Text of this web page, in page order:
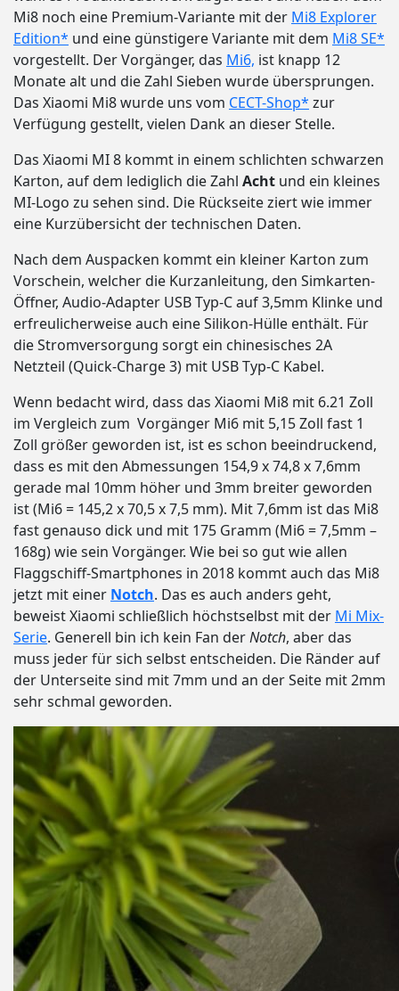
Mi8 noch eine Premium-Variante mit der Mi8 Explorer
Edition* und eine günstigere Variante mit dem Mi8 SE*
vorgestellt. Der Vorgänger, das Mi6, ist knapp 12
Monate alt und die Zahl Sieben wurde übersprungen.
Das Xiaomi Mi8 wurde uns vom CECT-Shop* zur
Verfügung gestellt, vielen Dank an dieser Stelle.
Das Xiaomi MI 8 kommt in einem schlichten schwarzen
Karton, auf dem lediglich die Zahl Acht und ein kleines
MI-Logo zu sehen sind. Die Rückseite ziert wie immer
eine Kurzübersicht der technischen Daten.
Nach dem Auspacken kommt ein kleiner Karton zum
Vorschein, welcher die Kurzanleitung, den Simkarten-
Öffner, Audio-Adapter USB Typ-C auf 3,5mm Klinke und
erfreulicherweise auch eine Silikon-Hülle enthält. Für
die Stromversorgung sorgt ein chinesisches 2A
Netzteil (Quick-Charge 3) mit USB Typ-C Kabel.
Wenn bedacht wird, dass das Xiaomi Mi8 mit 6.21 Zoll
im Vergleich zum Vorgänger Mi6 mit 5,15 Zoll fast 1
Zoll größer geworden ist, ist es schon beeindruckend,
dass es mit den Abmessungen 154,9 x 74,8 x 7,6mm
gerade mal 10mm höher und 3mm breiter geworden
ist (Mi6 = 145,2 x 70,5 x 7,5 mm). Mit 7,6mm ist das Mi8
fast genauso dick und mit 175 Gramm (Mi6 = 7,5mm –
168g) wie sein Vorgänger. Wie bei so gut wie allen
Flaggschiff-Smartphones in 2018 kommt auch das Mi8
jetzt mit einer Notch. Das es auch anders geht,
beweist Xiaomi schließlich höchstselbst mit der Mi Mix-
Serie. Generell bin ich kein Fan derNotch, aber das
muss jeder für sich selbst entscheiden. Die Ränder auf
der Unterseite sind mit 7mm und an der Seite mit 2mm
sehr schmal geworden.